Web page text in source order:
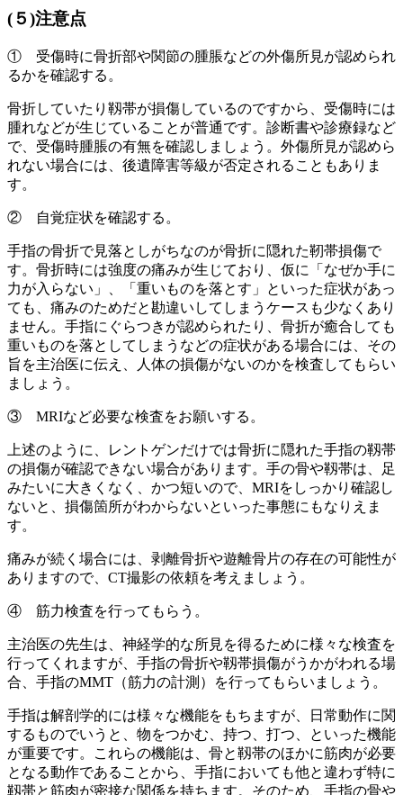
(５)注意点
① 受傷時に骨折部や関節の腫脹などの外傷所見が認められ
るかを確認する。
骨折していたり靱帯が損傷しているのですから、受傷時には
腫れなどが生じていることが普通です。診断書や診療録など
で、受傷時腫脹の有無を確認しましょう。外傷所見が認めら
れない場合には、後遺障害等級が否定されることもありま
す。
② 自覚症状を確認する。
手指の骨折で見落としがちなのが骨折に隠れた靭帯損傷で
す。骨折時には強度の痛みが生じており、仮に「なぜか手に
力が入らない」、「重いものを落とす」といった症状があっ
ても、痛みのためだと勘違いしてしまうケースも少なくあり
ません。手指にぐらつきが認められたり、骨折が癒合しても
重いものを落としてしまうなどの症状がある場合には、その
旨を主治医に伝え、人体の損傷がないのかを検査してもらい
ましょう。
③ MRIなど必要な検査をお願いする。
上述のように、レントゲンだけでは骨折に隠れた手指の靱帯
の損傷が確認できない場合があります。手の骨や靱帯は、足
みたいに大きくなく、かつ短いので、MRIをしっかり確認し
ないと、損傷箇所がわからないといった事態にもなりえま
す。
痛みが続く場合には、剥離骨折や遊離骨片の存在の可能性が
ありますので、CT撮影の依頼を考えましょう。
④ 筋力検査を行ってもらう。
主治医の先生は、神経学的な所見を得るために様々な検査を
行ってくれますが、手指の骨折や靱帯損傷がうかがわれる場
合、手指のMMT（筋力の計測）を行ってもらいましょう。
手指は解剖学的には様々な機能をもちますが、日常動作に関
するものでいうと、物をつかむ、持つ、打つ、といった機能
が重要です。これらの機能は、骨と靱帯のほかに筋肉が必要
となる動作であることから、手指においても他と違わず特に
靱帯と筋肉が密接な関係を持ちます。そのため、手指の骨や